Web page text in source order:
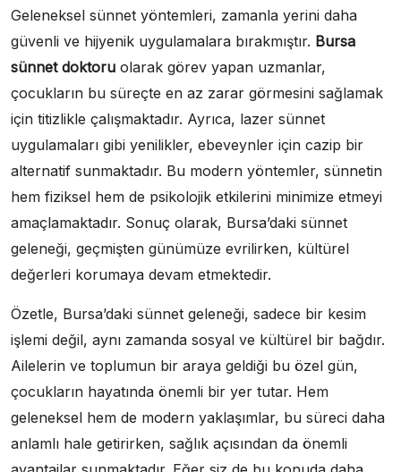
Geleneksel sünnet yöntemleri, zamanla yerini daha
güvenli ve hijyenik uygulamalara bırakmıştır. Bursa
sünnet doktoru olarak görev yapan uzmanlar,
çocukların bu süreçte en az zarar görmesini sağlamak
için titizlikle çalışmaktadır. Ayrıca, lazer sünnet
uygulamaları gibi yenilikler, ebeveynler için cazip bir
alternatif sunmaktadır. Bu modern yöntemler, sünnetin
hem fiziksel hem de psikolojik etkilerini minimize etmeyi
amaçlamaktadır. Sonuç olarak, Bursa’daki sünnet
geleneği, geçmişten günümüze evrilirken, kültürel
değerleri korumaya devam etmektedir.
Özetle, Bursa’daki sünnet geleneği, sadece bir kesim
işlemi değil, aynı zamanda sosyal ve kültürel bir bağdır.
Ailelerin ve toplumun bir araya geldiği bu özel gün,
çocukların hayatında önemli bir yer tutar. Hem
geleneksel hem de modern yaklaşımlar, bu süreci daha
anlamlı hale getirirken, sağlık açısından da önemli